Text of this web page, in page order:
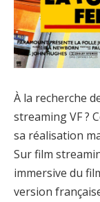
À la recherche
streaming VF ?
sa réalisation
Sur film
immersive du
version